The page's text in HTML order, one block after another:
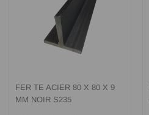
FER TE ACIER 80 X 80 X 9
MM NOIR S235